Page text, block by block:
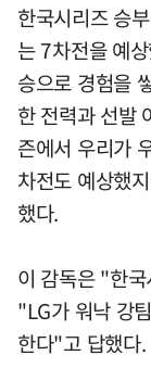
한국시리즈 승
는 7차전을 예
승으로 경험을
한 전력과 선발
즌에서 우리가
차전도 예상했
했다.
이 감독은 "한
"LG가 워낙 강
한다"고 답했다.